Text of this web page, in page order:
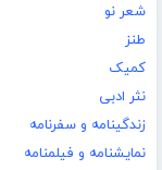
شعر نو
طنز
کمیک
نثر ادبی
زندگینامه و سفرنامه
نمایشنامه و فیلمنامه